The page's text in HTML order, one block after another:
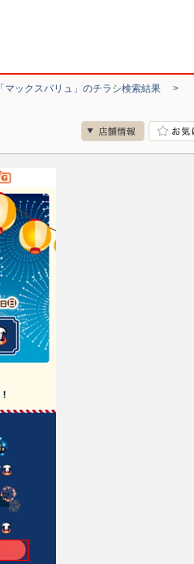
「マックスバリュ」のチラシ検索結果 >